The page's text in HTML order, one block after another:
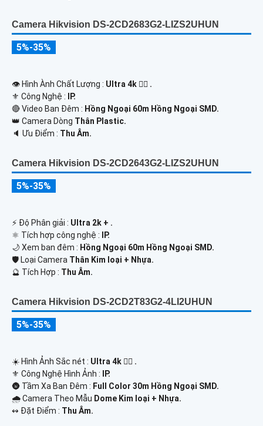
Camera Hikvision DS-2CD2683G2-LIZS2UHUN
5%-35%
👁 Hình Ành Chất Lượng : Ultra 4k 👍🏾 .
⚜️ Công Nghệ :
IP.
🔴 Video Ban Đêm : Hồng Ngoại 60m Hồng Ngoại SMD.
👑 Camera Dòng Thân Plastic.
️🔈 Ưu Điểm : Thu Âm.
Camera Hikvision DS-2CD2643G2-LIZS2UHUN
5%-35%
️⚡ Độ Phân giải : Ultra 2k + .
⚛️ Tích hợp công nghệ :
IP.
🌙 Xem ban đêm : Hồng Ngoại 60m Hồng Ngoại SMD.
🛡 Loại Camera Thân Kim loại + Nhựa.
️🔮 Tích Hợp : Thu Âm.
Camera Hikvision DS-2CD2T83G2-4LI2UHUN
5%-35%
☀️ Hình Ảnh Sắc nét : Ultra 4k 👍🏾 .
⚜️ Công Nghệ Hình Ảnh :
IP.
🌚 Tầm Xa Ban Đêm : Full Color 30m Hồng Ngoại SMD.
🌧️ Camera Theo Mẫu Dome Kim loại + Nhựa.
️↭ Đặt Điểm : Thu Âm.